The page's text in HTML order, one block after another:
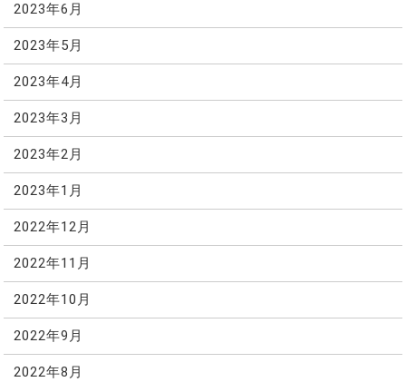
2023年6月
2023年5月
2023年4月
2023年3月
2023年2月
2023年1月
2022年12月
2022年11月
2022年10月
2022年9月
2022年8月